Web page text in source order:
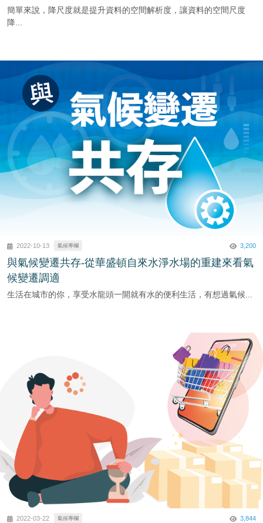
簡單來說，降尺度就是提升資料的空間解析度，讓資料的空間尺度
降...
2022-10-13 氣候專欄 3,200
與氣候變遷共存-從華盛頓自來水淨水場的重建來看氣
候變遷調適
​生活在城市的你，享受水龍頭一開就有水的便利生活，有想過氣候...
2022-03-22 氣候專欄 3,844